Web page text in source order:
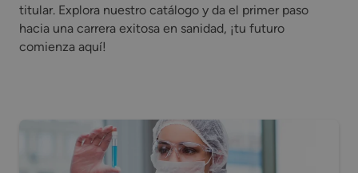
titular. Explora nuestro catálogo y da el primer paso
hacia una carrera exitosa en sanidad, ¡tu futuro
comienza aquí!